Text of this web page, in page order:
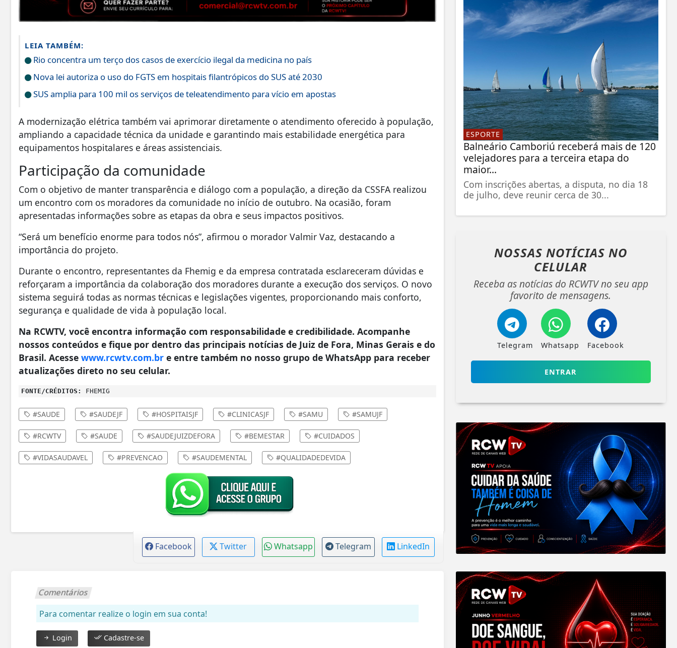
LEIA TAMBÉM:
Rio concentra um terço dos casos de exercício ilegal da medicina no país
Nova lei autoriza o uso do FGTS em hospitais filantrópicos do SUS até 2030
SUS amplia para 100 mil os serviços de teleatendimento para vício em apostas
A modernização elétrica também vai aprimorar diretamente o atendimento oferecido à população,
ampliando a capacidade técnica da unidade e garantindo mais estabilidade energética para
equipamentos hospitalares e áreas assistenciais.
Participação da comunidade
Com o objetivo de manter transparência e diálogo com a população, a direção da CSSFA realizou
um encontro com os moradores da comunidade no início de outubro. Na ocasião, foram
apresentadas informações sobre as etapas da obra e seus impactos positivos.
“Será um benefício enorme para todos nós”, afirmou o morador Valmir Vaz, destacando a
importância do projeto.
Durante o encontro, representantes da Fhemig e da empresa contratada esclareceram dúvidas e
reforçaram a importância da colaboração dos moradores durante a execução dos serviços. O novo
sistema seguirá todas as normas técnicas e legislações vigentes, proporcionando mais conforto,
segurança e qualidade de vida à população local.
Na RCWTV, você encontra informação com responsabilidade e credibilidade. Acompanhe
nossos conteúdos e fique por dentro das principais notícias de Juiz de Fora, Minas Gerais e do
Brasil. Acesse www.rcwtv.com.br e entre também no nosso grupo de WhatsApp para receber
atualizações direto no seu celular.
FONTE/CRÉDITOS: FHEMIG
#SAUDE #SAUDEJF #HOSPITAISJF #CLINICASJF #SAMU #SAMUJF
#RCWTV #SAUDE #SAUDEJUIZDEFORA #BEMESTAR #CUIDADOS
#VIDASAUDAVEL #PREVENCAO #SAUDEMENTAL #QUALIDADEDEVIDA
Facebook Twitter Whatsapp Telegram LinkedIn
Comentários
Para comentar realize o login em sua conta!
Login Cadastre-se
ESPORTE
Balneário Camboriú receberá mais de 120
velejadores para a terceira etapa do
maior...
Com inscrições abertas, a disputa, no dia 18
de julho, deve reunir cerca de 30...
NOSSAS NOTÍCIAS NO
CELULAR
Receba as notícias do RCWTV no seu app
favorito de mensagens.
Telegram Whatsapp Facebook
ENTRAR